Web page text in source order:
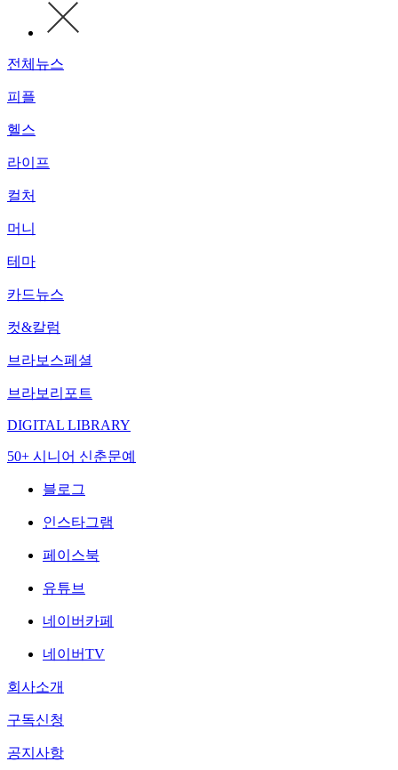
전체뉴스
피플
헬스
라이프
컬처
머니
테마
카드뉴스
컷&칼럼
브라보스페셜
브라보리포트
DIGITAL LIBRARY
50+ 시니어 신춘문예
블로그
인스타그램
페이스북
유튜브
네이버카페
네이버TV
회사소개
구독신청
공지사항